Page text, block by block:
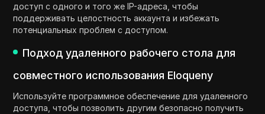
доступ с одного и того же IP-адреса, чтобы
поддерживать целостность аккаунта и избежать
потенциальных проблем с доступом.
Подход удаленного рабочего стола для
совместного использования Eloqueny
Используйте программное обеспечение для удаленного
доступа, чтобы позволить другим безопасно получить